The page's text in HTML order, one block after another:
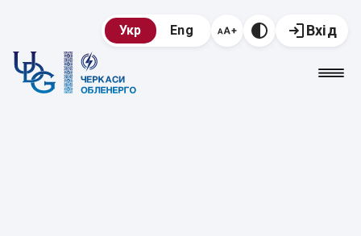
Укр Eng Вхід